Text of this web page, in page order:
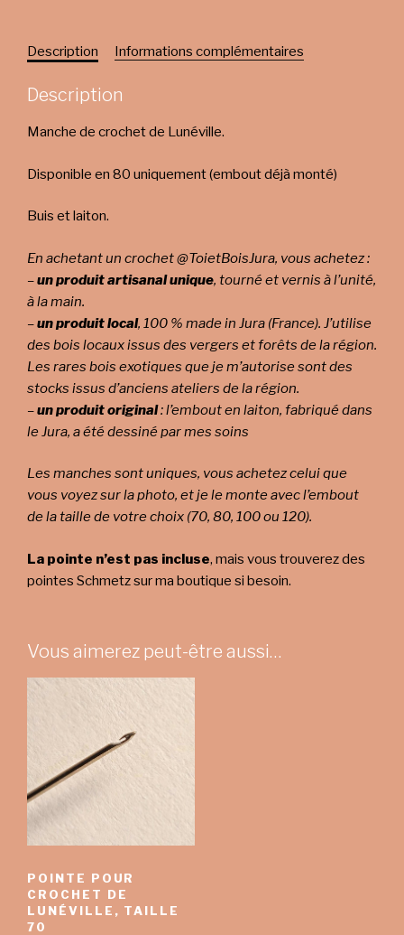
Description Informations complémentaires
Description
Manche de crochet de Lunéville.
Disponible en 80 uniquement (embout déjà monté)
Buis et laiton.
En achetant un crochet @ToietBoisJura, vous achetez :
–un produit artisanal unique, tourné et vernis à l’unité,
à la main.
–un produit local, 100 % made in Jura (France). J’utilise
des bois locaux issus des vergers et forêts de la région.
Les rares bois exotiques que je m’autorise sont des
stocks issus d’anciens ateliers de la région.
–un produit original: l’embout en laiton, fabriqué dans
le Jura, a été dessiné par mes soins
Les manches sont uniques, vous achetez celui que
vous voyez sur la photo, et je le monte avec l’embout
de la taille de votre choix (70, 80, 100 ou 120).
La pointe n’est pas incluse, mais vous trouverez des
pointes Schmetz sur ma boutique si besoin.
Vous aimerez peut-être aussi…
POINTE POUR
CROCHET DE
LUNÉVILLE, TAILLE
70